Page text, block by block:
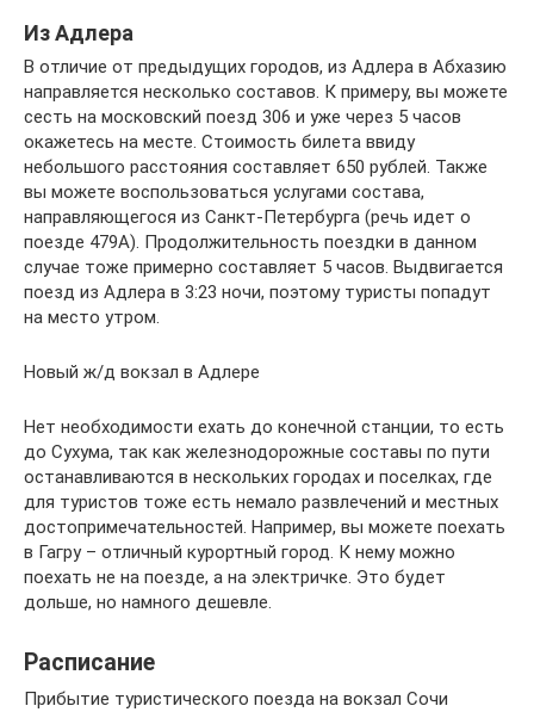
Из Адлера
В отличие от предыдущих городов, из Адлера в Абхазию
направляется несколько составов. К примеру, вы можете
сесть на московский поезд 306 и уже через 5 часов
окажетесь на месте. Стоимость билета ввиду
небольшого расстояния составляет 650 рублей. Также
вы можете воспользоваться услугами состава,
направляющегося из Санкт-Петербурга (речь идет о
поезде 479А). Продолжительность поездки в данном
случае тоже примерно составляет 5 часов. Выдвигается
поезд из Адлера в 3:23 ночи, поэтому туристы попадут
на место утром.
Новый ж/д вокзал в Адлере
Нет необходимости ехать до конечной станции, то есть
до Сухума, так как железнодорожные составы по пути
останавливаются в нескольких городах и поселках, где
для туристов тоже есть немало развлечений и местных
достопримечательностей. Например, вы можете поехать
в Гагру – отличный курортный город. К нему можно
поехать не на поезде, а на электричке. Это будет
дольше, но намного дешевле.
Расписание
Прибытие туристического поезда на вокзал Сочи